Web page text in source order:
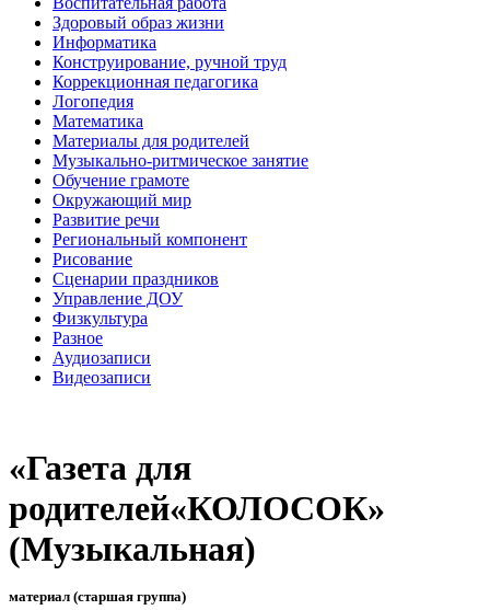
Здоровый образ жизни
Информатика
Конструирование, ручной труд
Коррекционная педагогика
Логопедия
Математика
Материалы для родителей
Музыкально-ритмическое занятие
Обучение грамоте
Окружающий мир
Развитие речи
Региональный компонент
Рисование
Сценарии праздников
Управление ДОУ
Физкультура
Разное
Аудиозаписи
Видеозаписи
«Газета для
родителей«КОЛОСОК»
(Музыкальная)
материал (старшая группа)